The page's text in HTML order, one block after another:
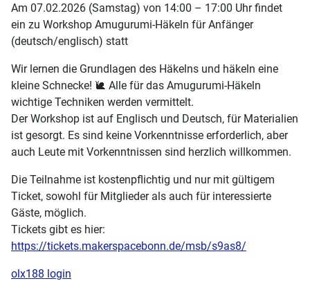
Am 07.02.2026 (Samstag) von 14:00 – 17:00 Uhr findet
ein zu Workshop Amugurumi-Häkeln für Anfänger
(deutsch/englisch) statt
Wir lernen die Grundlagen des Häkelns und häkeln eine
kleine Schnecke! 🐌 Alle für das Amugurumi-Häkeln
wichtige Techniken werden vermittelt.
Der Workshop ist auf Englisch und Deutsch, für Materialien
ist gesorgt. Es sind keine Vorkenntnisse erforderlich, aber
auch Leute mit Vorkenntnissen sind herzlich willkommen.
Die Teilnahme ist kostenpflichtig und nur mit gültigem
Ticket, sowohl für Mitglieder als auch für interessierte
Gäste, möglich.
Tickets gibt es hier:
https://tickets.makerspacebonn.de/msb/s9as8/
olx188 login